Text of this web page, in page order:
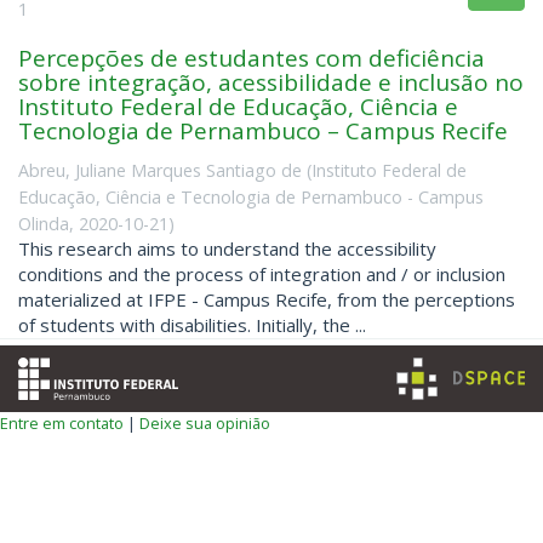
1
Percepções de estudantes com deficiência
sobre integração, acessibilidade e inclusão no
Instituto Federal de Educação, Ciência e
Tecnologia de Pernambuco – Campus Recife
Abreu, Juliane Marques Santiago de (Instituto Federal de
Educação, Ciência e Tecnologia de Pernambuco - Campus
Olinda, 2020-10-21 )
This research aims to understand the accessibility
conditions and the process of integration and / or inclusion
materialized at IFPE - Campus Recife, from the perceptions
of students with disabilities. Initially, the ...
Entre em contato | Deixe sua opinião